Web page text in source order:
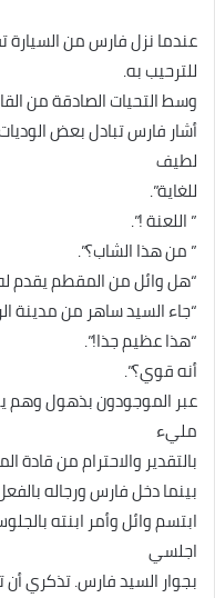
عندما نزل فارس من السيارة
للترحيب به.
وسط التحيات الصادقة من
أشار فارس تبادل بعض
لطيف
للغاية”.
” اللعنة !”.
” من هذا الشاب؟”.
“هل وائل من المقطم يقدم له
“جاء السيد ساهر من مدينة
“هذا عظيم جذا!”.
أنه قوي؟”.
عبر الموجودون بذهول وهم
مليء
بالتقدير والاحترام من قادة
بينما دخل فارس ورجاله
ابتسم وائل وأمر ابنته
اجلسي
بجوار السيد فارس. تذكري